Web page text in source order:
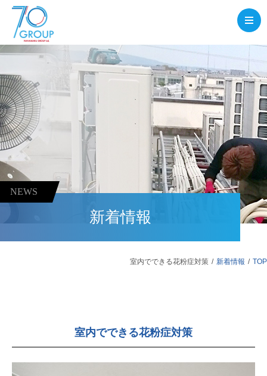
新着情報
NEWS
TOP
新着情報
室内でできる花粉症対策
室内でできる花粉症対策